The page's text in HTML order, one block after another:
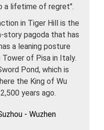
a lifetime of regret".
in Tiger Hill is the
story pagoda that has
a leaning posture
of Pisa in Italy.
Pond, which is
the King of Wu
years ago.
- Wuzhen